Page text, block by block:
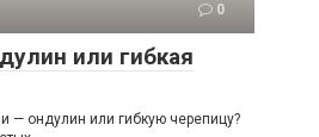
0
или гибкая
— ондулин или гибкую черепицу?